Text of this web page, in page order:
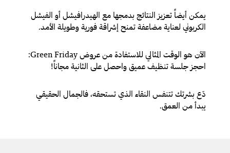
يمكن أيضاً تعزيز النتائج بدمجها مع الهيدرافيشل أو الفيشل
الكربوني لعناية مضاعفة تمنح إشراقة فورية وطويلة الأمد.
الآن هو الوقت المثالي للاستفادة من عروض Green Friday:
احجز جلسة تنظيف عميق واحصل على الثانية مجاناً!
دَع بشرتك تتنفس النقاء الذي تستحقه، فالجمال الحقيقي
يبدأ من العمق.